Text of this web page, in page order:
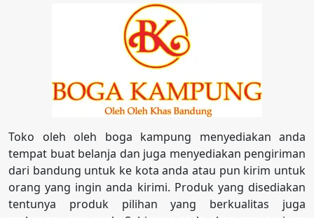
Toko oleh oleh boga kampung menyediakan anda
tempat buat belanja dan juga menyediakan pengiriman
dari bandung untuk ke kota anda atau pun kirim untuk
orang yang ingin anda kirimi. Produk yang disediakan
tentunya produk pilihan yang berkualitas juga